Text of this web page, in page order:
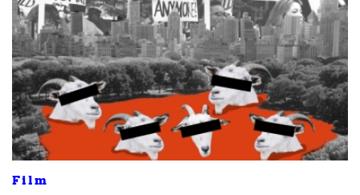
Film
ค้นหา
SHARE TWEET LINE EMAIL